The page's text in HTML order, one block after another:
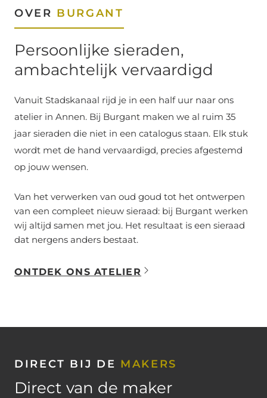
OVER BURGANT
Persoonlijke sieraden,
ambachtelijk vervaardigd
Vanuit Stadskanaal rijd je in een half uur naar ons
atelier in Annen. Bij Burgant maken we al ruim 35
jaar sieraden die niet in een catalogus staan. Elk stuk
wordt met de hand vervaardigd, precies afgestemd
op jouw wensen.
Van het verwerken van oud goud tot het ontwerpen
van een compleet nieuw sieraad: bij Burgant werken
wij altijd samen met jou. Het resultaat is een sieraad
dat nergens anders bestaat.
ONTDEK ONS ATELIER
DIRECT BIJ DE MAKERS
Direct van de maker